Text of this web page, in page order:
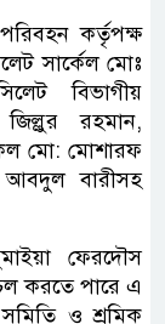
কর্তৃপক্ষ
সার্কেল মোঃ
বিভাগীয়
রহমান,
মো: মোশারফ
আবদুল বারীসহ
ফেরদৌস
করতে পারে এ
ও শ্রমিক